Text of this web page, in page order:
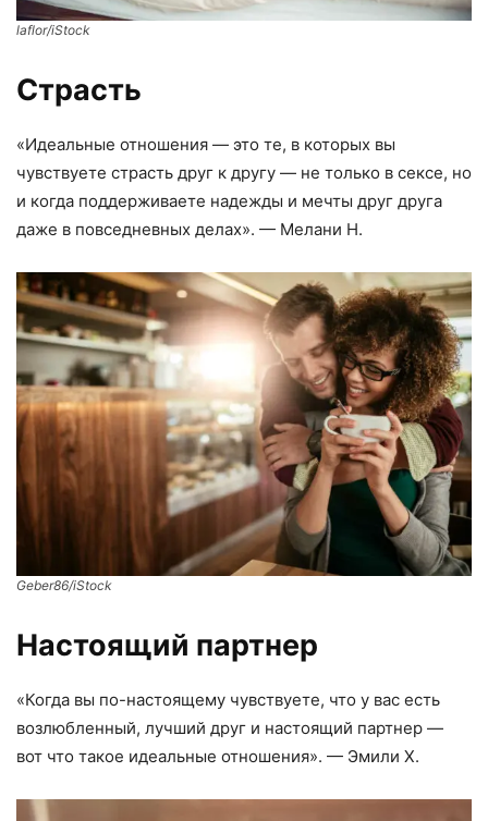
laflor/iStock
Страсть
«Идеальные отношения — это те, в которых вы
чувствуете страсть друг к другу — не только в сексе, но
и когда поддерживаете надежды и мечты друг друга
даже в повседневных делах». — Мелани Н.
Geber86/iStock
Настоящий партнер
«Когда вы по-настоящему чувствуете, что у вас есть
возлюбленный, лучший друг и настоящий партнер —
вот что такое идеальные отношения». — Эмили Х.